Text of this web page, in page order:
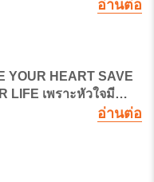
Earthquake Threats
อ่านต่อ
YOUR HEART SAVE
เพราะหัวใจมี
อ่านต่อ